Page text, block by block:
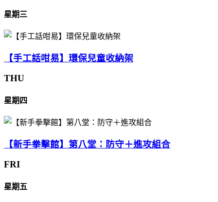
星期三
【手工話咁易】環保兒童收納架
THU
星期四
【新手拳擊館】第八堂：防守＋進攻組合
FRI
星期五